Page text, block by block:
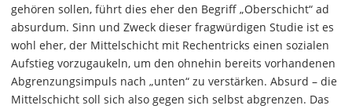
gehören sollen, führt dies eher den Begriff „Oberschicht“ ad
absurdum. Sinn und Zweck dieser fragwürdigen Studie ist es
wohl eher, der Mittelschicht mit Rechentricks einen sozialen
Aufstieg vorzugaukeln, um den ohnehin bereits vorhandenen
Abgrenzungsimpuls nach „unten“ zu verstärken. Absurd – die
Mittelschicht soll sich also gegen sich selbst abgrenzen. Das